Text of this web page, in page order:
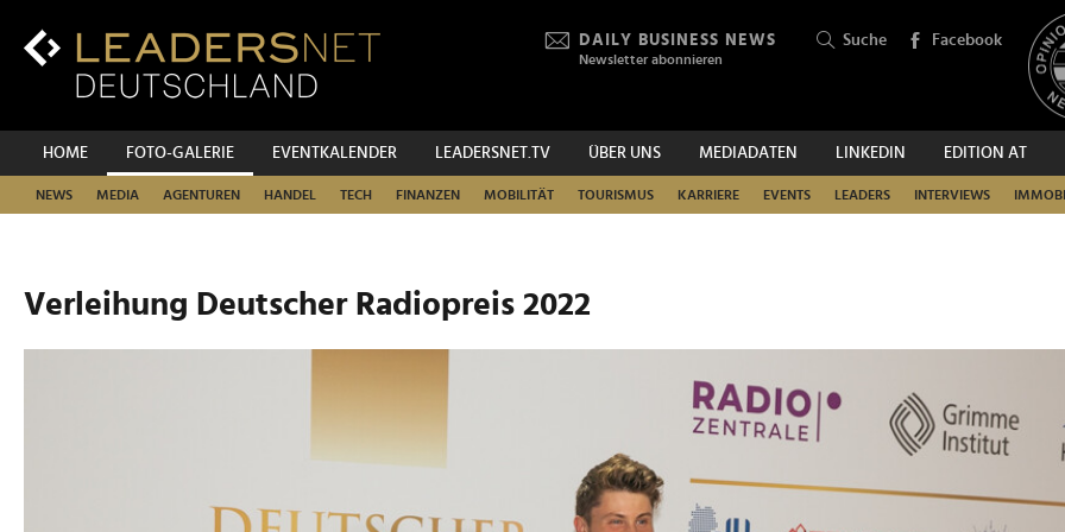
Inhalt
Hauptnavigation
DAILY BUSINESS NEWS
Newsletter abonnieren
Suche Facebook
HOME FOTO-GALERIE EVENTKALENDER LEADERSNET.TV ÜBER UNS MEDIADATEN LINKEDIN EDITION AT
NEWS MEDIA AGENTUREN HANDEL TECH FINANZEN MOBILITÄT TOURISMUS KARRIERE EVENTS LEADERS INTERVIEWS
SUCHEN
Verleihung Deutscher Radiopreis 2022